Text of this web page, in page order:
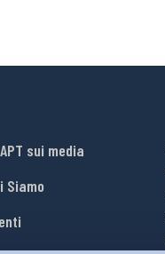
sui media
Siamo